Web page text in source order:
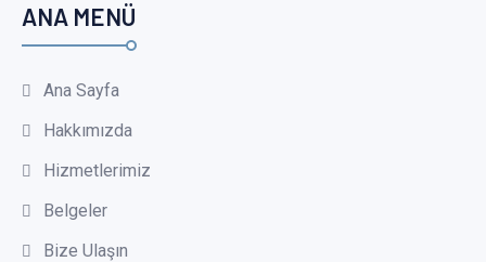
ANA MENÜ
Ana Sayfa
Hakkımızda
Hizmetlerimiz
Belgeler
Bize Ulaşın